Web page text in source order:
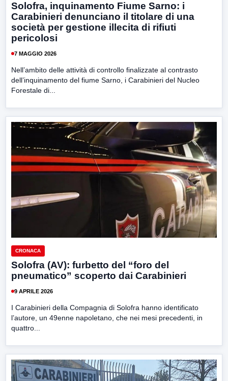
Solofra, inquinamento Fiume Sarno: i
Carabinieri denunciano il titolare di una
società per gestione illecita di rifiuti
pericolosi
7 MAGGIO 2026
Nell’ambito delle attività di controllo finalizzate al contrasto
dell’inquinamento del fiume Sarno, i Carabinieri del Nucleo
Forestale di...
CRONACA
Solofra (AV): furbetto del “foro del
pneumatico” scoperto dai Carabinieri
9 APRILE 2026
I Carabinieri della Compagnia di Solofra hanno identificato
l’autore, un 49enne napoletano, che nei mesi precedenti, in
quattro...